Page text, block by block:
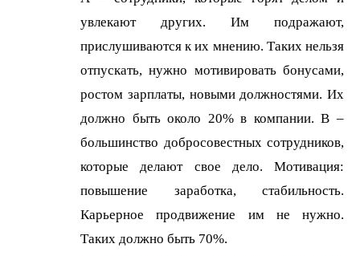
увлекают других. Им подражают,
прислушиваются к их мнению. Таких нельзя
отпускать, нужно мотивировать бонусами,
ростом зарплаты, новыми должностями. Их
должно быть около 20% в компании. B –
большинство добросовестных сотрудников,
которые делают свое дело. Мотивация:
повышение заработка, стабильность.
Карьерное продвижение им не нужно.
Таких должно быть 70%.